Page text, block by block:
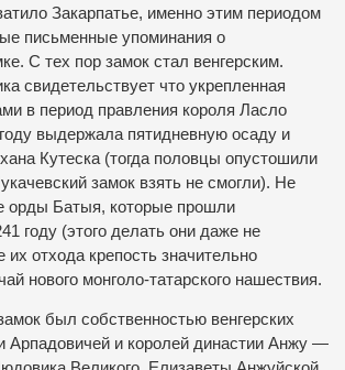
Закарпатье, именно этим периодом
письменные упоминания о
С тех пор замок стал венгерским.
свидетельствует что укрепленная
в период правления короля Ласло
выдержала пятидневную осаду и
Кутеска (тогда половцы опустошили
замок взять не смогли). Не
орды Батыя, которые прошли
году (этого делать они даже не
отхода крепость значительно
нового монголо-татарского нашествия.
был собственностью венгерских
Арпадовичей и королей династии Анжу —